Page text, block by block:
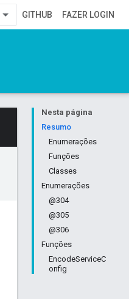
GITHUB FAZER LOGIN
Nesta página
Resumo
Enumerações
Funções
Classes
Enumerações
@304
@305
@306
Funções
EncodeServiceC
onfig